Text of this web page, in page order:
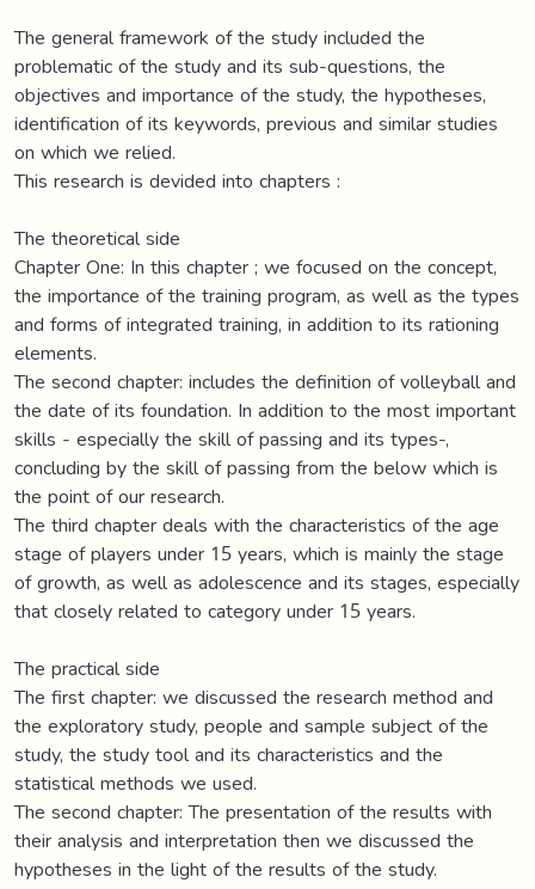
The general framework of the study included the
problematic of the study and its sub-questions, the
objectives and importance of the study, the hypotheses,
identification of its keywords, previous and similar studies
on which we relied.
This research is devided into chapters :
The theoretical side
Chapter One: In this chapter ; we focused on the concept,
the importance of the training program, as well as the types
and forms of integrated training, in addition to its rationing
elements.
The second chapter: includes the definition of volleyball and
the date of its foundation. In addition to the most important
skills - especially the skill of passing and its types-,
concluding by the skill of passing from the below which is
the point of our research.
The third chapter deals with the characteristics of the age
stage of players under 15 years, which is mainly the stage
of growth, as well as adolescence and its stages, especially
that closely related to category under 15 years.
The practical side
The first chapter: we discussed the research method and
the exploratory study, people and sample subject of the
study, the study tool and its characteristics and the
statistical methods we used.
The second chapter: The presentation of the results with
their analysis and interpretation then we discussed the
hypotheses in the light of the results of the study.